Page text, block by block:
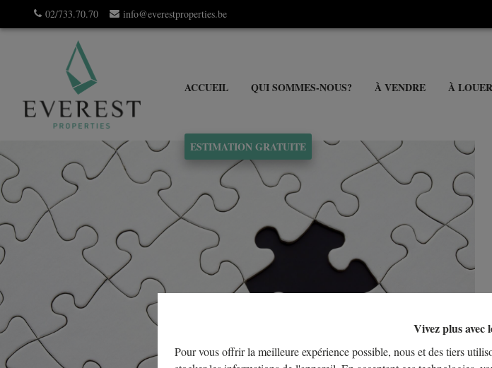
Vivez plus avec
Pour vous offrir la meilleure expérience possible, nous et des tiers
02/733.70.70 info@everestproperties.be
ACCUEIL QUI SOMMES-NOUS? À VENDRE À LOUER
ESTIMATION GRATUITE